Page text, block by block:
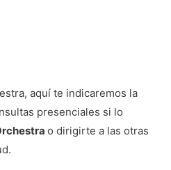
aquí te indicaremos la
presenciales si lo
o dirigirte a las otras